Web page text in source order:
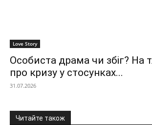
Love Story
Особиста драма чи збіг? На
про кризу у стосунках...
31.07.2026
Читайте також